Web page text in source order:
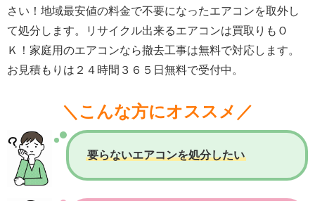
さい！地域最安値の料金で不要になったエアコンを取外し
て処分します。リサイクル出来るエアコンは買取りもＯ
Ｋ！家庭用のエアコンなら撤去工事は無料で対応します。
お見積もりは２４時間３６５日無料で受付中。
＼こんな方にオススメ／
要らないエアコンを処分したい